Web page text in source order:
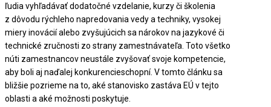
ľudia vyhľadávať dodatočné vzdelanie, kurzy či školenia
z dôvodu rýchleho napredovania vedy a techniky, vysokej
miery inovácií alebo zvyšujúcich sa nárokov na jazykové či
technické zručnosti zo strany zamestnávateľa. Toto všetko
núti zamestnancov neustále zvyšovať svoje kompetencie,
aby boli aj naďalej konkurencieschopní. V tomto článku sa
bližšie pozrieme na to, aké stanovisko zastáva EÚ v tejto
oblasti a aké možnosti poskytuje.